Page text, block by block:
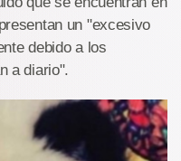
un "excesivo
debido a los
a diario".